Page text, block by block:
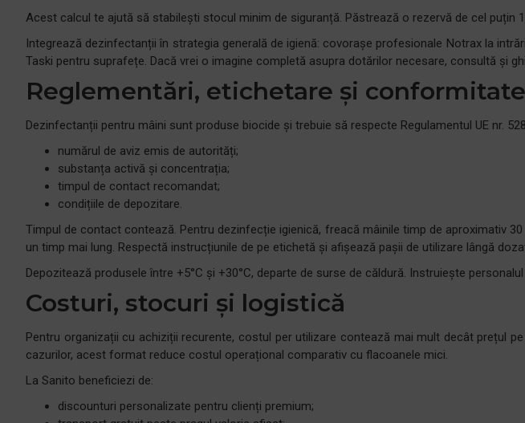
Acest calcul te ajută să stabilești stocul minim de siguranță. Păstrează o rezervă de cel puțin
Integrează dezinfectanții în strategia generală de igienă: covorașe profesionale Notrax la
Taski pentru suprafețe. Dacă vrei o imagine completă asupra dotărilor necesare, consultă și
Reglementări, etichetare și conformitate
Dezinfectanții pentru mâini sunt produse biocide și trebuie să respecte Regulamentul UE nr.
numărul de aviz emis de autorități;
substanța activă și concentrația;
timpul de contact recomandat;
condițiile de depozitare.
Timpul de contact contează. Pentru dezinfecție igienică, freacă mâinile timp de aproximativ
un timp mai lung. Respectă instrucțiunile de pe etichetă și afișează pașii de utilizare lângă
Depozitează produsele între +5°C și +30°C, departe de surse de căldură. Instruiește
Costuri, stocuri și logistică
Pentru organizații cu achiziții recurente, costul per utilizare contează mai mult decât prețul
cazurilor, acest format reduce costul operațional comparativ cu flacoanele mici.
La Sanito beneficiezi de:
discounturi personalizate pentru clienți premium;